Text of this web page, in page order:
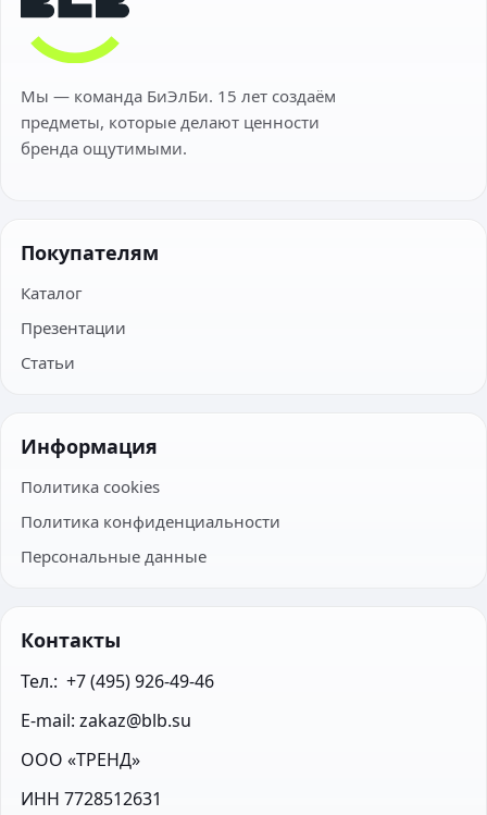
Мы — команда БиЭлБи. 15 лет создаём
предметы, которые делают ценности
бренда ощутимыми.
Покупателям
Каталог
Презентации
Статьи
Информация
Политика cookies
Политика конфиденциальности
Персональные данные
Контакты
Тел.:  +7 (495) 926-49-46
E-mail: zakaz@blb.su
ООО «ТРЕНД»
ИНН 7728512631